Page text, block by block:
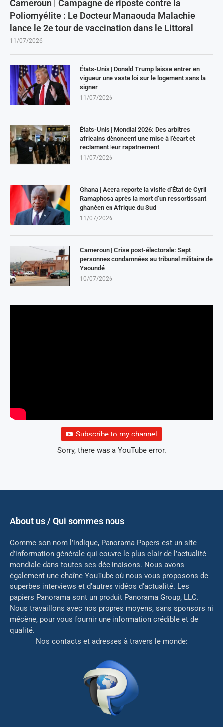
Cameroun | Campagne de riposte contre la
Poliomyélite : Le Docteur Manaouda Malachie
lance le 2e tour de vaccination dans le Littoral
11/07/2026
États-Unis | Donald Trump laisse entrer en
vigueur une vaste loi sur le logement sans la
signer
11/07/2026
États-Unis | Mondial 2026: Des arbitres
africains dénoncent une mise à l’écart et
réclament leur rapatriement
11/07/2026
Ghana | Accra reporte la visite d’État de Cyril
Ramaphosa après la mort d’un ressortissant
ghanéen en Afrique du Sud
11/07/2026
Cameroun | Crise post-électorale: Sept
personnes condamnées au tribunal militaire de
Yaoundé
10/07/2026
Subscribe to my channel
Sorry, there was a YouTube error.
About us / Qui sommes nous
Comme son nom l’indique, Panorama Papers est un site
d’information générale qui couvre le plus clair de l’actualité
mondiale dans toutes ses déclinaisons. Nous avons
également une chaîne YouTube où nous vous proposons de
superbes interviews et d’autres vidéos d’actualité. Les
papiers Panorama sont un produit Panorama Group, LLC.
Nous travaillons avec nos propres moyens, sans sponsors ni
mécène, pour vous fournir une information crédible et de
qualité.
Nos contacts et adresses à travers le monde: